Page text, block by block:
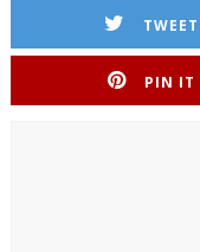
TWEET
PIN IT